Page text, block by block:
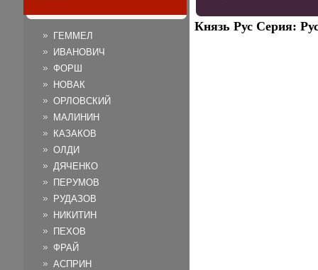
ГЕММЕЛ
ИВАНОВИЧ
ФОРШ
НОВАК
ОРЛОВСКИЙ
МАЛИНИН
КАЗАКОВ
ОЛДИ
ДЯЧЕНКО
ПЕРУМОВ
РУДАЗОВ
НИКИТИН
ПЕХОВ
ФРАЙ
АСПРИН
Князь Рус Серия: